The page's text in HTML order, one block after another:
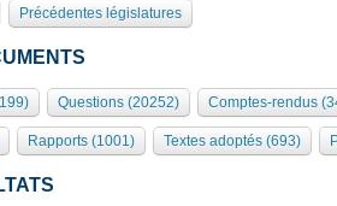
organes
l'Assemblée
des Présidents Bureau Collège des
palais Bourbon
Précédentes législatures
Questions (20252) Comptes-rendus
Rapports (1001) Textes adoptés (693)